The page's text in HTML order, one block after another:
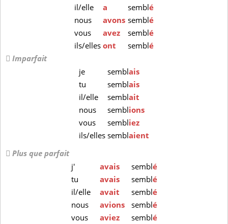
il/elle
a semblé
nous
avons semblé
vous
avez semblé
ils/ellesont semblé
Imparfait
je
semblais
tu
semblais
il/elle
semblait
nous
semblions
vous
sembliez
ils/ellessemblaient
Plus que parfait
j'
avais semblé
tu
avais semblé
il/elle
avait semblé
nous
avions semblé
vous
aviez semblé